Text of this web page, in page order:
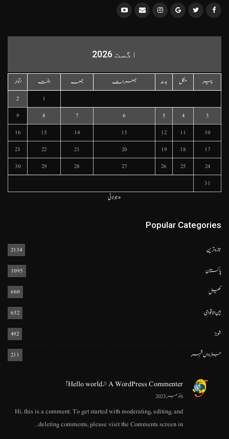
اگست 2026
پیر منگل بدھ جمعرات جمعہ ہفتہ
اتوار
1
2
3
4
5
6
7
8
9
10
11
12
13
14
15
16
17
18
19
20
21
22
23
24
25
26
27
28
29
30
31
« جولائی
Popular Categories
تازہ ترین 2134
پاکستان 1095
کھیل 660
بین الاقوامی 652
شوبز 492
جڑواں شہر 211
A WordPress CommenterازHello world!
6 نومبر 2023
Hi, this is a comment. To get started with moderating, editing, and
deleting comments, please visit the Comments screen in…